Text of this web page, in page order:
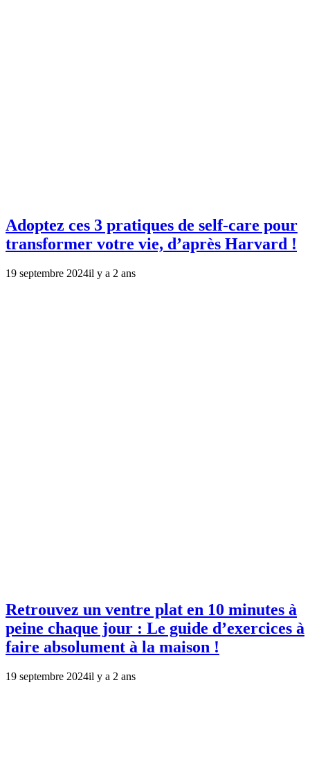
Adoptez ces 3 pratiques de self-care pour
transformer votre vie, d’après Harvard !
19 septembre 2024il y a 2 ans
Retrouvez un ventre plat en 10 minutes à
peine chaque jour : Le guide d’exercices à
faire absolument à la maison !
19 septembre 2024il y a 2 ans